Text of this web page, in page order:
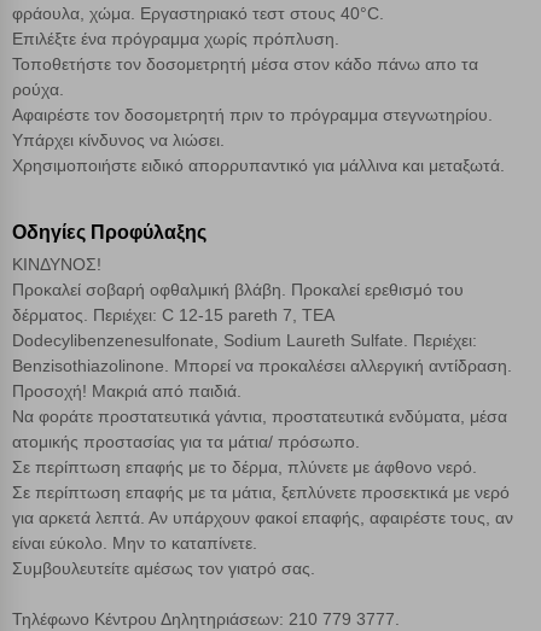
φράουλα, χώμα. Εργαστηριακό τεστ στους 40°C.
Επιλέξτε ένα πρόγραμμα χωρίς πρόπλυση.
Τοποθετήστε τον δοσομετρητή μέσα στον κάδο πάνω απο τα
ρούχα.
Αφαιρέστε τον δοσομετρητή πριν το πρόγραμμα στεγνωτηρίου.
Υπάρχει κίνδυνος να λιώσει.
Χρησιμοποιήστε ειδικό απορρυπαντικό για μάλλινα και μεταξωτά.
Οδηγίες Προφύλαξης
ΚΙΝΔΥΝΟΣ!
Προκαλεί σοβαρή οφθαλμική βλάβη. Προκαλεί ερεθισμό του
δέρματος. Περιέχει: C 12-15 pareth 7, TEA
Dodecylibenzenesulfonate, Sodium Laureth Sulfate. Περιέχει:
Benzisothiazolinone. Μπορεί να προκαλέσει αλλεργική αντίδραση.
Προσοχή! Μακριά από παιδιά.
Να φοράτε προστατευτικά γάντια, προστατευτικά ενδύματα, μέσα
ατομικής προστασίας για τα μάτια/ πρόσωπο.
Σε περίπτωση επαφής με το δέρμα, πλύνετε με άφθονο νερό.
Σε περίπτωση επαφής με τα μάτια, ξεπλύνετε προσεκτικά με νερό
για αρκετά λεπτά. Αν υπάρχουν φακοί επαφής, αφαιρέστε τους, αν
είναι εύκολο. Μην το καταπίνετε.
Συμβουλευτείτε αμέσως τον γιατρό σας.
Τηλέφωνο Κέντρου Δηλητηριάσεων: 210 779 3777.
Cookies στόχευσης
Cookies απόδοσης
Απολύτως απαραίτητα cookies Πάντα Ενεργό
Απόρριψη όλων
Αποδοχή όλων